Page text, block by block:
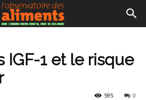
IGF-1 et le risque
0
595